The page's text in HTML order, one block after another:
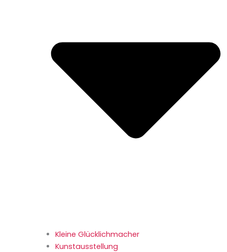
Kleine Glücklich­macher
Kunstaus­stellung